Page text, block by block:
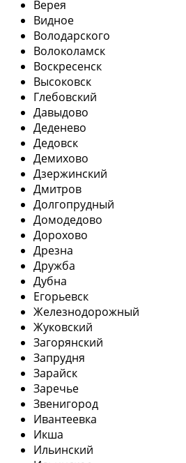
Верея
Видное
Володарского
Волоколамск
Воскресенск
Высоковск
Глебовский
Давыдово
Деденево
Дедовск
Демихово
Дзержинский
Дмитров
Долгопрудный
Домодедово
Дорохово
Дрезна
Дружба
Дубна
Егорьевск
Железнодорожный
Жуковский
Загорянский
Запрудня
Зарайск
Заречье
Звенигород
Ивантеевка
Икша
Ильинский